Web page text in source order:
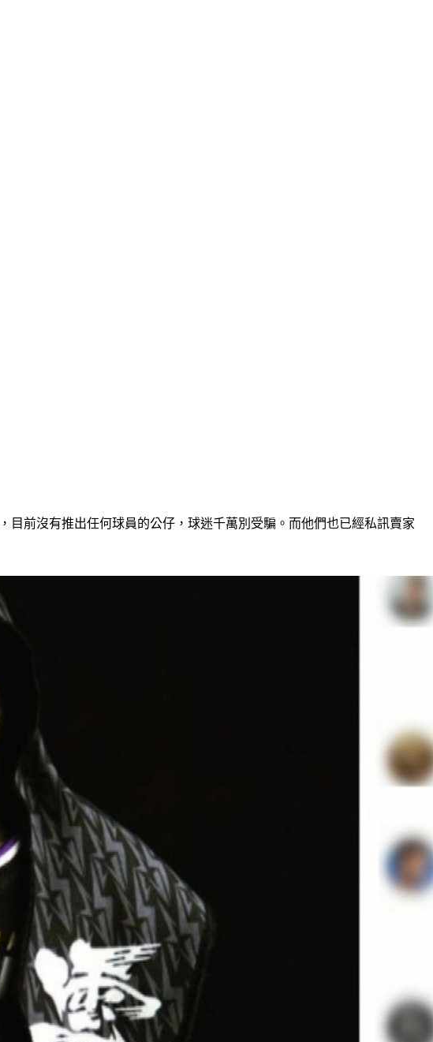
前沒有推出任何球員的公仔，球迷千萬別受騙。而他們也已經私訊賣家